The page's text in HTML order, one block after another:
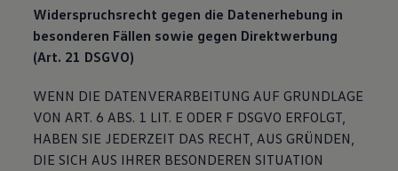
Widerspruchsrecht gegen die Datenerhebung in
besonderen Fällen sowie gegen Direktwerbung
(Art. 21 DSGVO)
WENN DIE DATENVERARBEITUNG AUF GRUNDLAGE
VON ART. 6 ABS. 1 LIT. E ODER F DSGVO ERFOLGT,
HABEN SIE JEDERZEIT DAS RECHT, AUS GRÜNDEN,
DIE SICH AUS IHRER BESONDEREN SITUATION